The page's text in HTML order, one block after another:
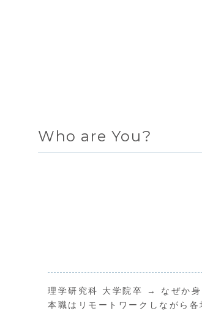
Who are You?
理学研究科 大学院卒 → なぜか身
本職はリモートワークしながら